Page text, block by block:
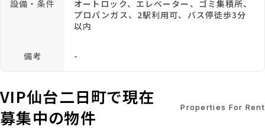
設備・条件
オートロック、エレベーター、ゴミ集積所、
プロパンガス、2駅利用可、バス停徒歩3分
以内
備考 -
VIP仙台二日町で現在
募集中の物件
Properties For Rent